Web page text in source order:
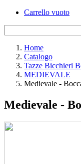
Carrello vuoto
Home
Catalogo
Tazze Bicchieri
MEDIEVALE
Medievale -
Medievale -